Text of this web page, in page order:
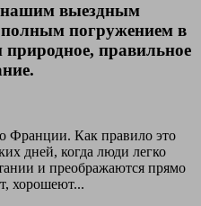
нашим выездным
погружением в
правильное
Как правило это
дней, когда люди легко
и преображаются прямо
хорошеют...